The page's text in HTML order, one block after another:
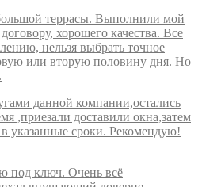
террасы. Выполнили мой
хорошего качества. Все
нельзя выбрать точное
или вторую половину дня. Но
данной компании,остались
,приезали доставили окна,затем
указанные сроки. Рекомендую!
под ключ. Очень всё